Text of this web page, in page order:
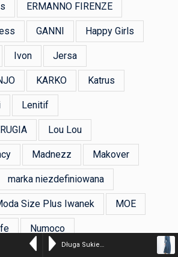
Długa Sukienka z Motywem Grochów – Zielona
ERMANNO FIRENZE
GANNI Happy Girls
Ivon Jersa
KARKO Katrus
Lenitif
Lou Lou
Madnezz Makover
marka niezdefiniowana
Size Plus Iwanek MOE
Numoco
Souza